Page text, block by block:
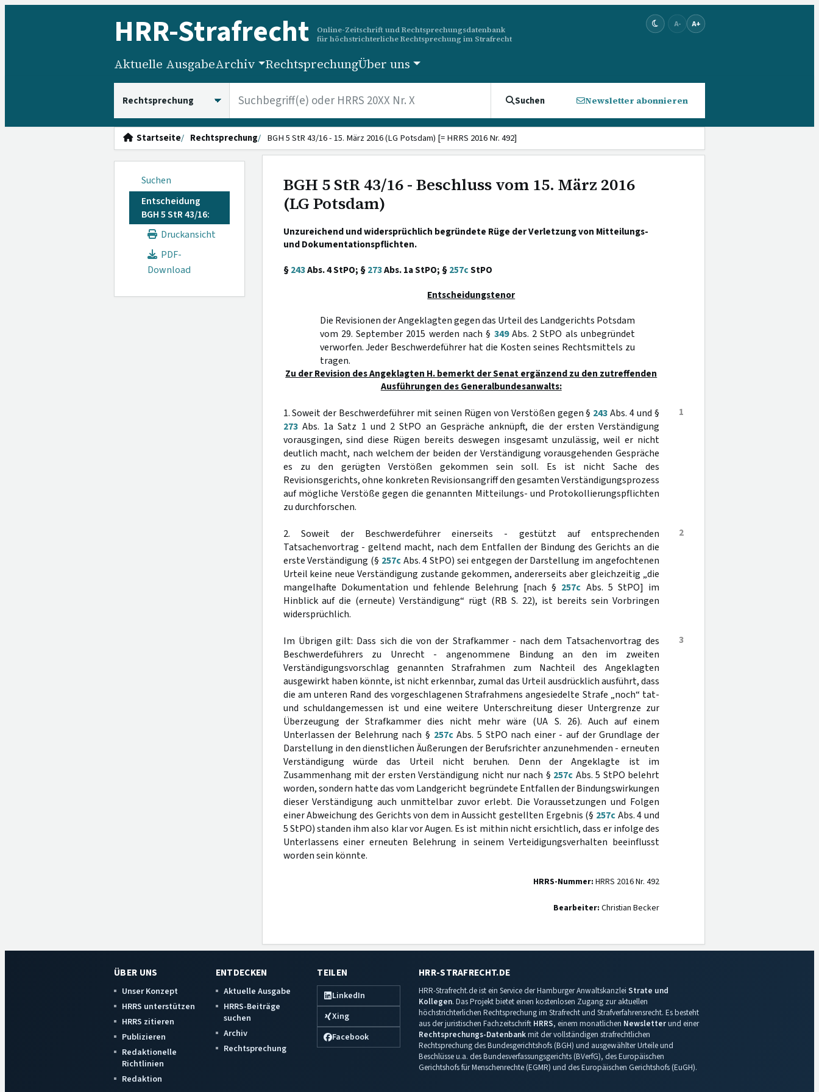
HRR-Strafrecht
Online-Zeitschrift und Rechtsprechungsdatenbank
für höchstrichterliche Rechtsprechung im Strafrecht
A- A+
Aktuelle AusgabeArchiv RechtsprechungÜber uns
Suchen Newsletter abonnieren
Startseite Rechtsprechung BGH 5 StR 43/16 - 15. März 2016 (LG Potsdam) [= HRRS 2016 Nr. 492]
Suchen
Entscheidung
BGH 5 StR 43/16:
Druckansicht
PDF-
Download
BGH 5 StR 43/16 - Beschluss vom 15. März 2016
(LG Potsdam)
Unzureichend und widersprüchlich begründete Rüge der Verletzung von Mitteilungs-
und Dokumentationspflichten.
§243Abs. 4 StPO; §273Abs. 1a StPO; §257cStPO
Entscheidungstenor
Die Revisionen der Angeklagten gegen das Urteil des Landgerichts Potsdam
vom 29. September 2015 werden nach § 349Abs. 2 StPO als unbegründet
verworfen. Jeder Beschwerdeführer hat die Kosten seines Rechtsmittels zu
tragen.
Zu der Revision des Angeklagten H. bemerkt der Senat ergänzend zu den zutreffenden
Ausführungen des Generalbundesanwalts:
1
1. Soweit der Beschwerdeführer mit seinen Rügen von Verstößen gegen § 243Abs. 4 und §
273Abs. 1a Satz 1 und 2 StPO an Gespräche anknüpft, die der ersten Verständigung
vorausgingen, sind diese Rügen bereits deswegen insgesamt unzulässig, weil er nicht
deutlich macht, nach welchem der beiden der Verständigung vorausgehenden Gespräche
es zu den gerügten Verstößen gekommen sein soll. Es ist nicht Sache des
Revisionsgerichts, ohne konkreten Revisionsangriff den gesamten Verständigungsprozess
auf mögliche Verstöße gegen die genannten Mitteilungs- und Protokollierungspflichten
zu durchforschen.
2
2. Soweit der Beschwerdeführer einerseits - gestützt auf entsprechenden
Tatsachenvortrag - geltend macht, nach dem Entfallen der Bindung des Gerichts an die
erste Verständigung (§ 257cAbs. 4 StPO) sei entgegen der Darstellung im angefochtenen
Urteil keine neue Verständigung zustande gekommen, andererseits aber gleichzeitig „die
mangelhafte Dokumentation und fehlende Belehrung [nach § 257c Abs. 5 StPO] im
Hinblick auf die (erneute) Verständigung“ rügt (RB S. 22), ist bereits sein Vorbringen
widersprüchlich.
3
Im Übrigen gilt: Dass sich die von der Strafkammer - nach dem Tatsachenvortrag des
Beschwerdeführers zu Unrecht - angenommene Bindung an den im zweiten
Verständigungsvorschlag genannten Strafrahmen zum Nachteil des Angeklagten
ausgewirkt haben könnte, ist nicht erkennbar, zumal das Urteil ausdrücklich ausführt, dass
die am unteren Rand des vorgeschlagenen Strafrahmens angesiedelte Strafe „noch“ tat-
und schuldangemessen ist und eine weitere Unterschreitung dieser Untergrenze zur
Überzeugung der Strafkammer dies nicht mehr wäre (UA S. 26). Auch auf einem
Unterlassen der Belehrung nach § 257cAbs. 5 StPO nach einer - auf der Grundlage der
Darstellung in den dienstlichen Äußerungen der Berufsrichter anzunehmenden - erneuten
Verständigung würde das Urteil nicht beruhen. Denn der Angeklagte ist im
Zusammenhang mit der ersten Verständigung nicht nur nach § 257c Abs. 5 StPO belehrt
worden, sondern hatte das vom Landgericht begründete Entfallen der Bindungswirkungen
dieser Verständigung auch unmittelbar zuvor erlebt. Die Voraussetzungen und Folgen
einer Abweichung des Gerichts von dem in Aussicht gestellten Ergebnis (§ 257cAbs. 4 und
5 StPO) standen ihm also klar vor Augen. Es ist mithin nicht ersichtlich, dass er infolge des
Unterlassens einer erneuten Belehrung in seinem Verteidigungsverhalten beeinflusst
worden sein könnte.
HRRS-Nummer: HRRS 2016 Nr. 492
Bearbeiter: Christian Becker
ÜBER UNS
Unser Konzept
HRRS unterstützen
HRRS zitieren
Publizieren
Redaktionelle
Richtlinien
Redaktion
ENTDECKEN
Aktuelle Ausgabe
HRRS-Beiträge
suchen
Archiv
Rechtsprechung
TEILEN
LinkedIn
Xing
Facebook
HRR-STRAFRECHT.DE
HRR-Strafrecht.de ist ein Service der Hamburger Anwaltskanzlei Strate und
Kollegen. Das Projekt bietet einen kostenlosen Zugang zur aktuellen
höchstrichterlichen Rechtsprechung im Strafrecht und Strafverfahrensrecht. Es besteht
aus der juristischen Fachzeitschrift HRRS, einem monatlichen Newsletterund einer
Rechtsprechungs-Datenbankmit der vollständigen strafrechtlichen
Rechtsprechung des Bundesgerichtshofs (BGH) und ausgewählter Urteile und
Beschlüsse u.a. des Bundesverfassungsgerichts (BVerfG), des Europäischen
Gerichtshofs für Menschenrechte (EGMR) und des Europäischen Gerichtshofs (EuGH).